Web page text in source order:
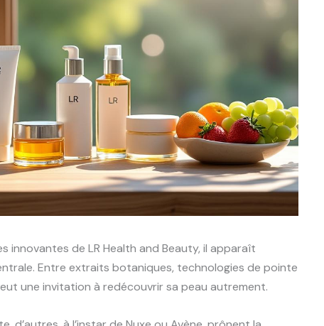
innovantes de LR Health and Beauty, il apparaît
Entre extraits botaniques, technologies de pointe
une invitation à redécouvrir sa peau autrement.